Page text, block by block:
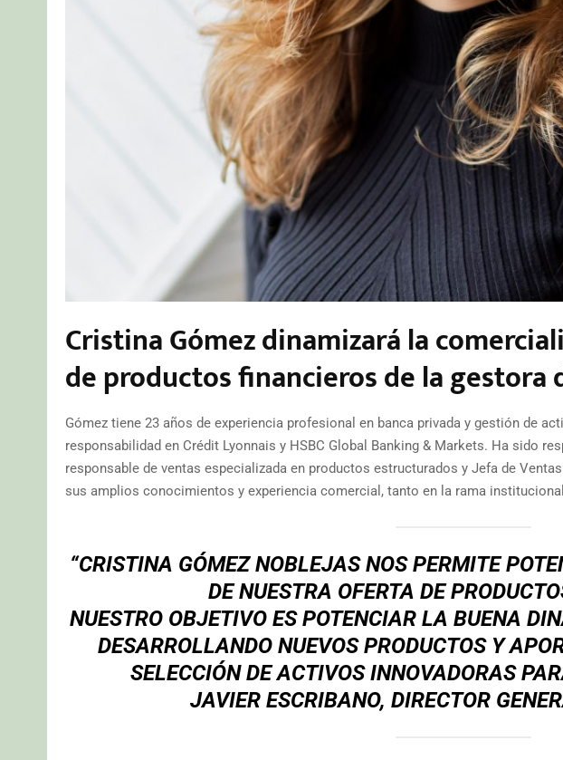
Cristina Gómez dinamizará la
de productos financieros de la gestora
Gómez tiene 23 años de experiencia profesional en banca privada y gestión de
responsabilidad en Crédit Lyonnais y HSBC Global Banking & Markets. Ha sido
responsable de ventas especializada en productos estructurados y Jefa de
sus amplios conocimientos y experiencia comercial, tanto en la rama
“CRISTINA GÓMEZ NOBLEJAS NOS PERMITE
DE NUESTRA OFERTA DE
NUESTRO OBJETIVO ES POTENCIAR LA BUENA
DESARROLLANDO NUEVOS PRODUCTOS Y
SELECCIÓN DE ACTIVOS INNOVADORAS
JAVIER ESCRIBANO, DIRECTOR